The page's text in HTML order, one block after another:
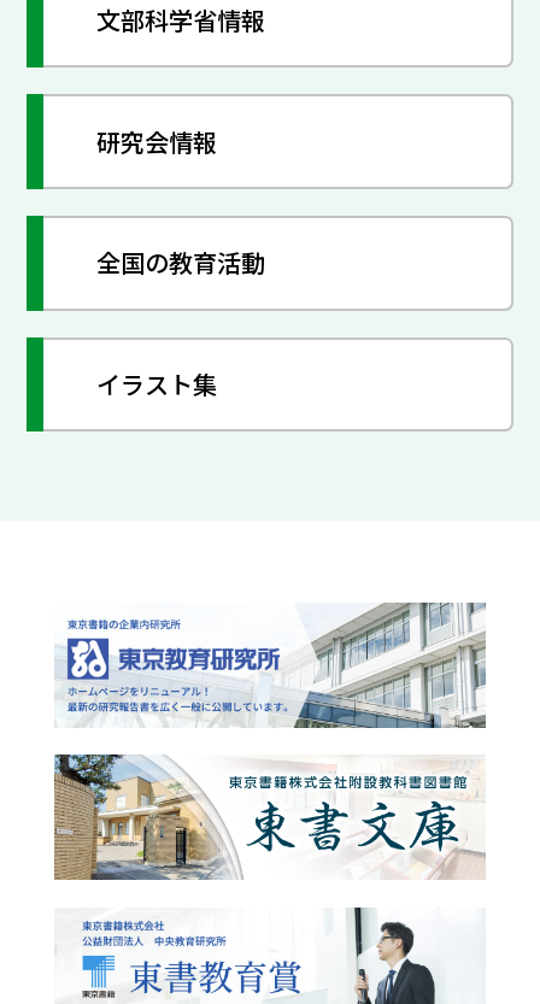
文部科学省情報
研究会情報
全国の教育活動
イラスト集